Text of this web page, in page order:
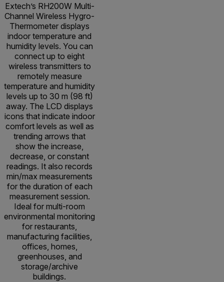
Extech’s RH200W Multi-
Channel Wireless Hygro-
Thermometer displays
indoor temperature and
humidity levels. You can
connect up to eight
wireless transmitters to
remotely measure
temperature and humidity
levels up to 30 m (98 ft)
away. The LCD displays
icons that indicate indoor
comfort levels as well as
trending arrows that
show the increase,
decrease, or constant
readings. It also records
min/max measurements
for the duration of each
measurement session.
Ideal for multi-room
environmental monitoring
for restaurants,
manufacturing facilities,
offices, homes,
greenhouses, and
storage/archive
buildings.